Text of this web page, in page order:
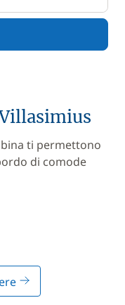
ti permettono
di comode